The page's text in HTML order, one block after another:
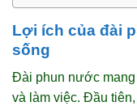
Lợi ích của đài
sống
Đài phun nước
và làm việc. Đầu